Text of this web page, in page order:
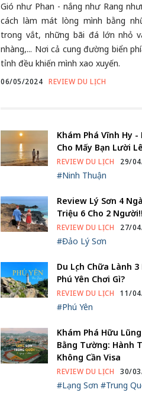
Gió như Phan - nắng như Rang
cách làm mát lòng mình bằng
trong vắt, những bãi đá lớn nhỏ
nhàng,... Nơi cả cung đường biển
tỉnh đều khiến mình xao xuyến.
06/05/2024 REVIEW DU LỊCH
Khám Phá Vĩnh Hy
Cho Mấy Bạn Lười
REVIEW DU LỊCH 29/
#Ninh Thuận
Review Lý Sơn 4
Triệu 6 Cho 2 Người!!
REVIEW DU LỊCH 27/
#Đảo Lý Sơn
Du Lịch Chữa Lành
Phú Yên Chơi Gì?
REVIEW DU LỊCH 11/
#Phú Yên
Khám Phá Hữu
Bằng Tường: Hành
Không Cần Visa
REVIEW DU LỊCH 30/
#Lạng Sơn #Trung